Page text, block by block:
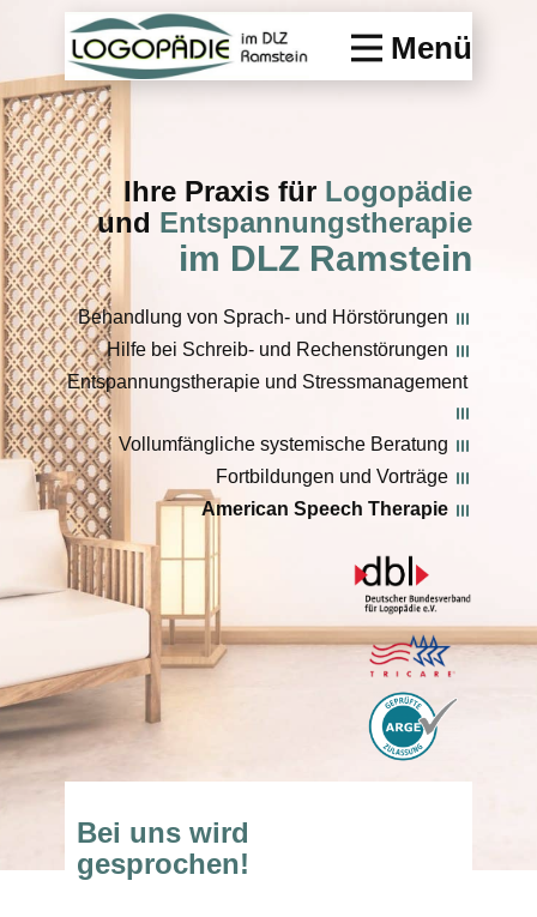
Menü
Ihre Praxis für Logopädie
und Entspannungstherapie
im DLZ Ramstein
Behandlung von Sprach- und Hörstörungen
Hilfe bei Schreib- und Rechenstörungen
Entspannungstherapie und Stressmanagement
Vollumfängliche systemische Beratung
Fortbildungen und Vorträge
American Speech Therapie
Bei uns wird
gesprochen!